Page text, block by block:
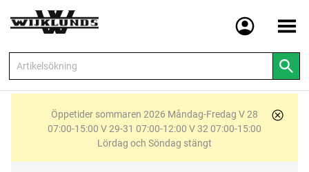
Meny
Öppetider sommaren 2026 Måndag-Fredag V 28
07:00-15:00 V 29-31 07:00-12:00 V 32 07:00-15:00
Lördag och Söndag stängt